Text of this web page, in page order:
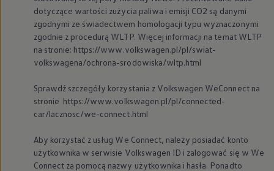
dotyczące wartości zużycia paliwa i emisji CO2 są danymi
zgodnymi ze świadectwem homologacji typu wyznaczonymi
zgodnie z procedurą WLTP. Więcej informacji na temat WLTP
na stronie: https://www.volkswagen.pl/pl/swiat-
volkswagena/ochrona-srodowiska/wltp.html
Sprawdź szczegóły korzystania z Volkswagen WeConnect na
stronie https://www.volkswagen.pl/pl/connected-
car/lacznosc/we-connect.html
Aby korzystać z usług We Connect, należy posiadać konto
użytkownika w serwisie Volkswagen ID i zalogować się w We
Connect za pomocą nazwy użytkownika i hasła. Ponadto